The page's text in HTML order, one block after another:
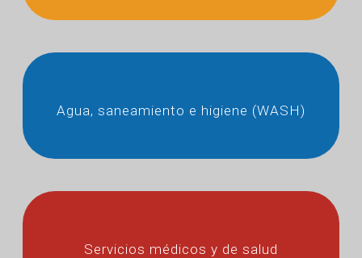
Agua, saneamiento e higiene (WASH)
Servicios médicos y de salud